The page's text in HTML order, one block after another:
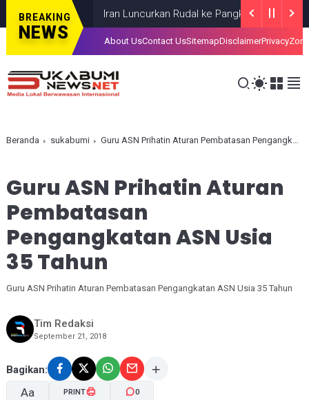
BREAKING
NEWS
Iran Luncurkan Rudal ke Pangkalan AS di Lima
About UsContact UsSitemapDisclaimerPrivacy
Beranda sukabumi Guru ASN Prihatin Aturan Pembatasan Pengangkatan ASN Usia 35 Tahun
Guru ASN Prihatin Aturan
Pembatasan
Pengangkatan ASN Usia
35 Tahun
Guru ASN Prihatin Aturan Pembatasan Pengangkatan ASN Usia 35 Tahun
Tim Redaksi
September 21, 2018
Bagikan:
Aa PRINT 0